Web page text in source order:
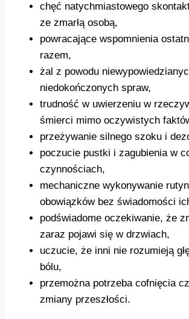
chęć natychmiastowego
ze zmarłą osobą,
powracające wspomnienia
razem,
żal z powodu
niedokończonych spraw,
trudność w uwierzeniu w
śmierci mimo oczywistych
przeżywanie silnego szoku i
poczucie pustki i zagubienia w
czynnościach,
mechaniczne wykonywanie
obowiązków bez świadomości
podświadome oczekiwanie, że
zaraz pojawi się w drzwiach,
uczucie, że inni nie rozumieją
bólu,
przemożna potrzeba cofnięcia
zmiany przeszłości.